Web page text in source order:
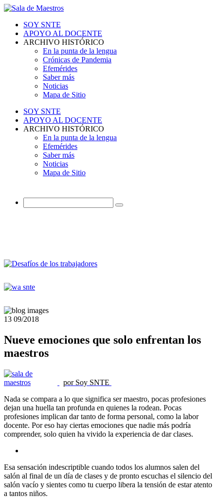
SOY SNTE
APOYO AL DOCENTE
ARCHIVO HISTÓRICO
En la punta de la lengua
Crónicas de Pandemia
Efemérides
Saber más
Noticias
Mapa de Sitio
SOY SNTE
APOYO AL DOCENTE
ARCHIVO HISTÓRICO
En la punta de la lengua
Efemérides
Saber más
Noticias
Mapa de Sitio
13 09/2018
Nueve emociones que solo enfrentan los
maestros
por Soy SNTE
Nada se compara a lo que significa ser maestro, pocas profesiones
dejan una huella tan profunda en quienes la rodean. Pocas
profesiones implican dar tanto de forma personal, como la labor
docente. Por eso hay ciertas emociones que nadie más podría
comprender, solo quien ha vivido la experiencia de dar clases.
Esa sensación indescriptible cuando todos los alumnos salen del
salón al final de un día de clases y de pronto escuchas el silencio del
salón vacío y sientes como tu cuerpo libera la tensión de estar atento
a tantos niños.